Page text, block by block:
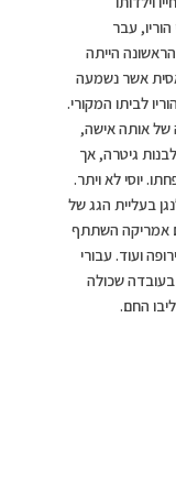
עבר
הייתה
אשר נשמעה
לביתו המקורי.
של אותה אישה,
גיטרה, אך
יוסי לא ויתר.
בעליית הגג של
אמריקה השתתף
ועוד. עבורי
שכולה
החם.